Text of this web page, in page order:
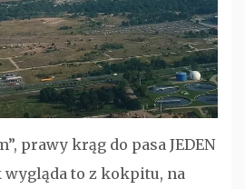
prawy krąg do pasa JEDEN
wygląda to z kokpitu, na